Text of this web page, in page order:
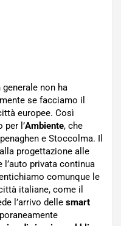
generale non ha
se facciamo il
europee. Così
per l’Ambiente, che
e Stoccolma. Il
progettazione alle
privata continua
comunque le
italiane, come il
l’arrivo delle smart